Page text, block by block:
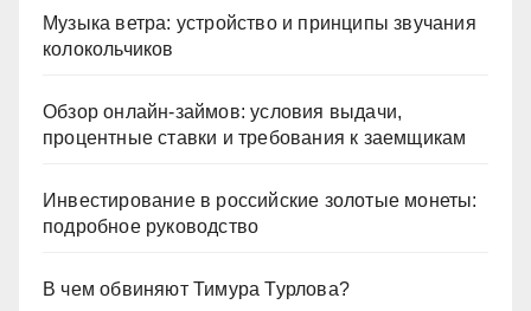
Музыка ветра: устройство и принципы звучания
колокольчиков
Обзор онлайн-займов: условия выдачи,
процентные ставки и требования к заемщикам
Инвестирование в российские золотые монеты:
подробное руководство
В чем обвиняют Тимура Турлова?